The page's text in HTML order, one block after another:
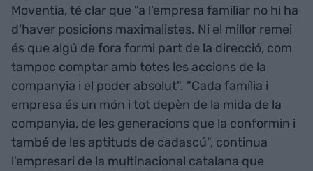
Moventia, té clar que "a l'empresa familiar no hi ha
d'haver posicions maximalistes. Ni el millor remei
és que algú de fora formi part de la direcció, com
tampoc comptar amb totes les accions de la
companyia i el poder absolut". "Cada família i
empresa és un món i tot depèn de la mida de la
companyia, de les generacions que la conformin i
també de les aptituds de cadascú", continua
l'empresari de la multinacional catalana que